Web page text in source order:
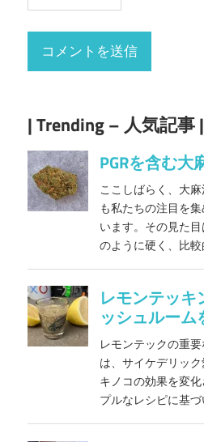
| Trending – 人気記事 |